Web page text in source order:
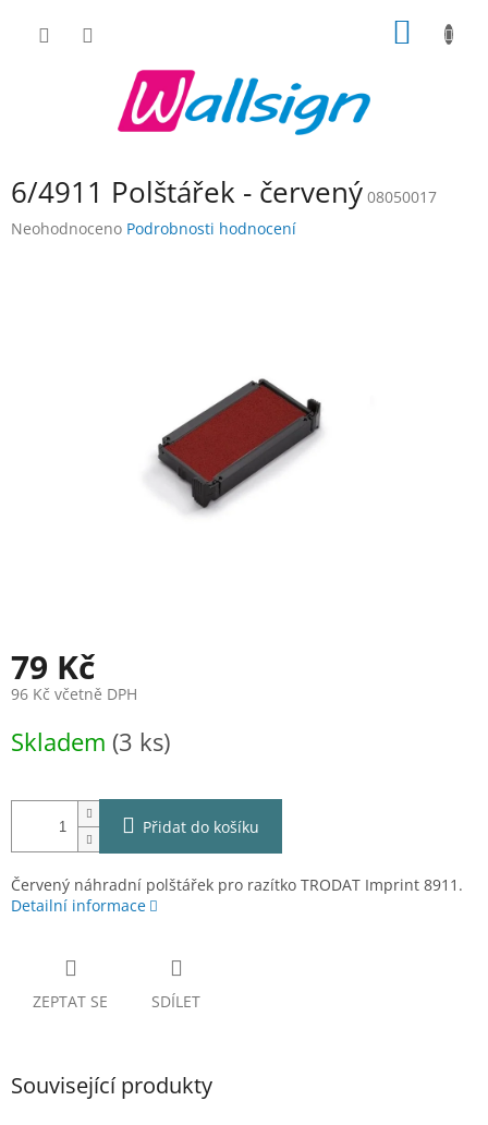
6/4911 Polštářek - červený 08050017
Průměrné
Neohodnoceno Podrobnosti hodnocení
79 Kč
96 Kč včetně DPH
cena:
Skladem (3 ks)
Přidat do košíku
Červený náhradní polštářek pro razítko TRODAT Imprint 8911.
Detailní informace
ZEPTAT SE SDÍLET
Související produkty